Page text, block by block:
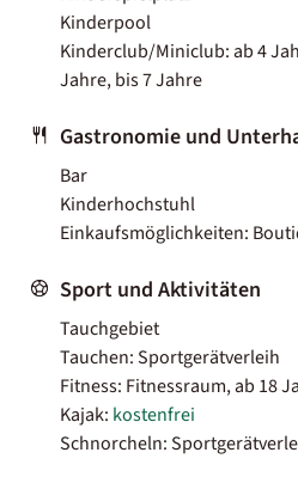
Kinderpool
Kinderclub/Miniclub: ab 4
Jahre, bis 7 Jahre
Gastronomie und
Bar
Kinderhochstuhl
Einkaufsmöglichkeiten:
Sport und Aktivitäten
Tauchgebiet
Tauchen: Sportgerätverleih
Fitness: Fitnessraum, ab 18
Kajak: kostenfrei
Schnorcheln: